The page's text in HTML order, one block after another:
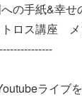
への手紙&幸
トロス講座
ライブ